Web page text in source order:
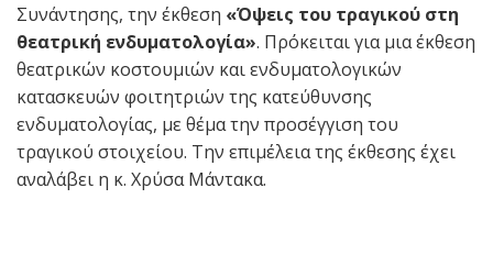
Συνάντησης, την έκθεση «Όψεις του τραγικού στη
θεατρική ενδυματολογία». Πρόκειται για μια έκθεση
θεατρικών κοστουμιών και ενδυματολογικών
κατασκευών φοιτητριών της κατεύθυνσης
ενδυματολογίας, με θέμα την προσέγγιση του
τραγικού στοιχείου. Την επιμέλεια της έκθεσης έχει
αναλάβει η κ. Χρύσα Μάντακα.